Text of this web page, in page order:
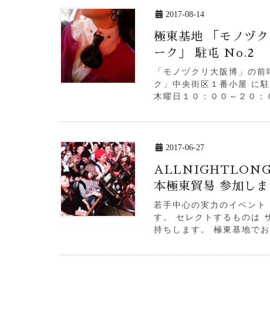
2017-08-14
極東基地 「モノヅ
ーク」 駐屯 No.2
「モノヅクリ大阪博」の
ク」中央街区１番小屋 に
木曜日１０：００～２０
2017-06-27
ALLNIGHTLONG
本極東貿易 参加しま
若手中心の実力のイベント
す。 セレクトするものは
持ちします。 極東基地